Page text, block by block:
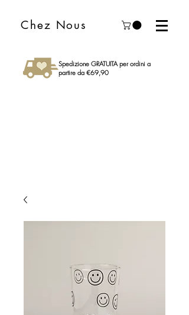
Chez Nous
Spedizione GRATUITA per ordini a
partire da €69,90